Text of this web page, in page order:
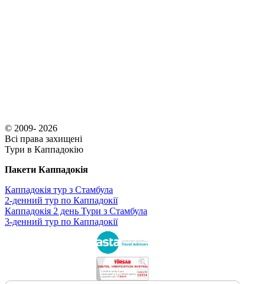
© 2009- 2026
Всі права захищені
Тури в Каппадокію
Пакети Каппадокія
Каппадокія тур з Стамбула
2-денний тур по Каппадокії
Каппадокія 2 день Тури з Стамбула
3-денний тур по Каппадокії